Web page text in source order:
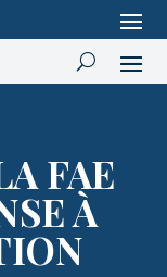
FAE
À